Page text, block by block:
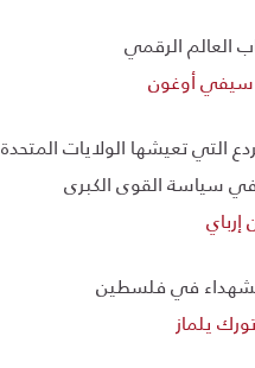
العالم الرقمي
أوغون
التي تعيشها الولايات المتحدة
سياسة القوى الكبرى
إرباي
في فلسطين
يلماز